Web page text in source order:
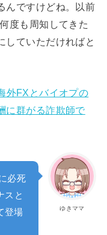
んですけどね。以前
度も周知してきた
していただければと
外FXとバイオプの
に群がる詐欺師で
ゆきママ
必死
スと
登場